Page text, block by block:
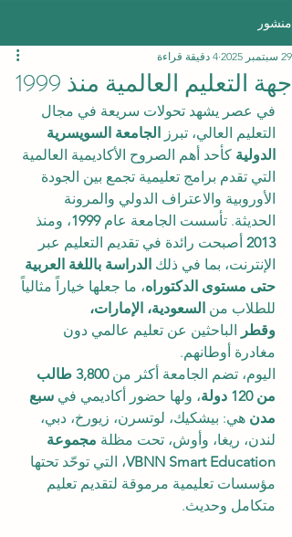
منشور
جهة التعليم العالمية منذ 1999
29 سبتمبر 2025 4 دقيقة قراءة
في عصر يشهد تحولات سريعة في مجال
التعليم العالي، تبرز الجامعة السويسرية
الدولية كأحد أهم الصروح الأكاديمية العالمية
التي تقدم برامج تعليمية تجمع بين الجودة
الأوروبية والاعتراف الدولي والمرونة
الحديثة. تأسست الجامعة عام 1999، ومنذ
2013 أصبحت رائدة في تقديم التعليم عبر
الإنترنت، بما في ذلك الدراسة باللغة العربية
حتى مستوى الدكتوراه، ما جعلها خياراً مثالياً
للطلاب من السعودية، الإمارات،
وقطر الباحثين عن تعليم عالمي دون
مغادرة أوطانهم.
اليوم، تضم الجامعة أكثر من
3,800 طالب
من 120 دولة
، ولها حضور أكاديمي في سبع
مدن هي: بيشكيك، لوتسرن، زيورخ، دبي،
لندن، ريغا، وأوش، تحت مظلة مجموعة
VBNN Smart Education، التي توحّد تحتها
مؤسسات تعليمية مرموقة لتقديم تعليم
متكامل وحديث.